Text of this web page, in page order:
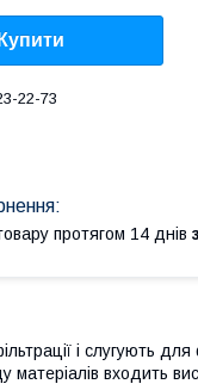
Купити
22-73
протягом 14 днів
і слугують для
входить